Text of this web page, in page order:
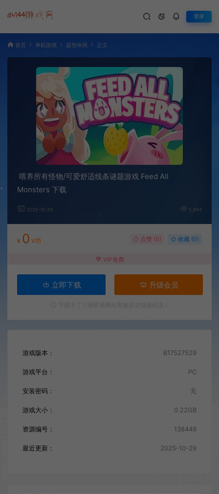
登录
首页 单机游戏 益智休闲 正文
喂养所有怪物/可爱舒适线条谜题游戏 Feed All
Monsters 下载
2025-10-29 5,894
¥ 0 V币 点赞 (0) 收藏 (0)
VIP免费
立即下载 升级会员
游戏版本： B17527529
游戏平台： PC
安装密码： 无
游戏大小： 0.22GB
资源编号： 138449
最近更新： 2025-10-29